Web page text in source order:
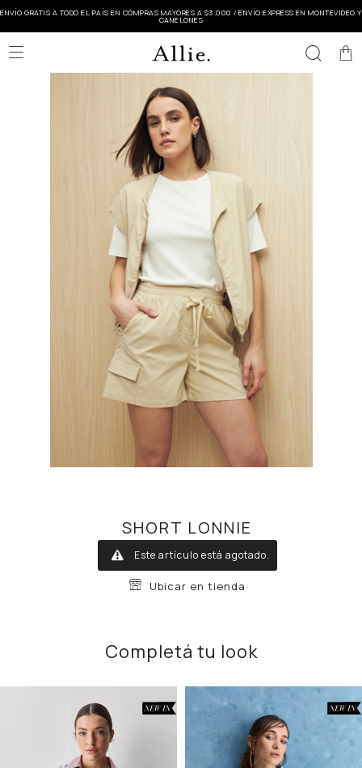
ENVÍO GRATIS A TODO EL PAÍS EN COMPRAS MAYORES A $3.000 / ENVÍO EXPRESS EN MONTEVIDEO Y
CANELONES

SHORT LONNIE
Este artículo está agotado.
Ubicar en tienda
Completá tu look